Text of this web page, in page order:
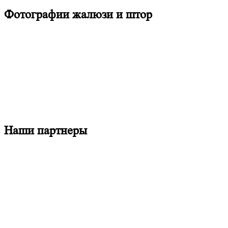
Фотографии жалюзи и штор
Наши партнеры